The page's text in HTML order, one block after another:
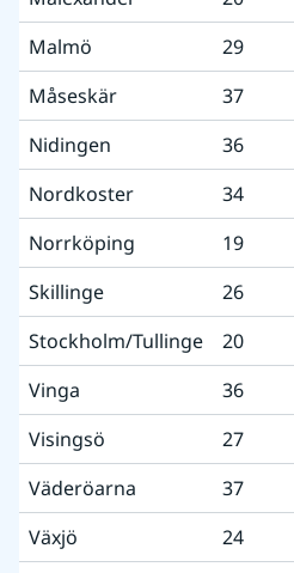
Malmö
29
Måseskär
37
Nidingen
36
Nordkoster
34
Norrköping
19
Skillinge
26
Stockholm/Tullinge
20
Vinga
36
Visingsö
27
Väderöarna
37
Växjö
24